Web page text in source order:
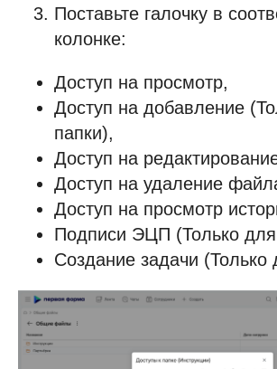
Поставьте галочку в
колонке:
Доступ на просмотр,
Доступ на добавление
папки),
Доступ на
Доступ на удаление
Доступ на просмотр
Подписи ЭЦП (Только
Создание задачи